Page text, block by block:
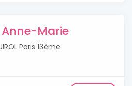
Marie
Paris 13ème